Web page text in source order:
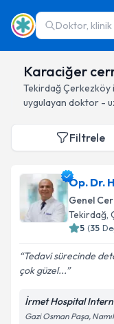
Doktor, klinik
Karaciğer
TekirdağÇerkezköy
uygulayan doktor -
Filtrele
Op. Dr.
Genel
Tekirdağ,
5 (35
Tedavi sürecinde
çok güzel...
İrmet Hospital
Gazi Osman Paşa,